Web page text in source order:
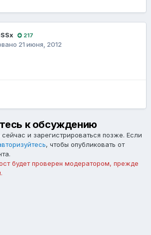
217
21 июня, 2012
к обсуждению
и зарегистрироваться позже. Если
, чтобы опубликовать от
будет проверен модератором, прежде